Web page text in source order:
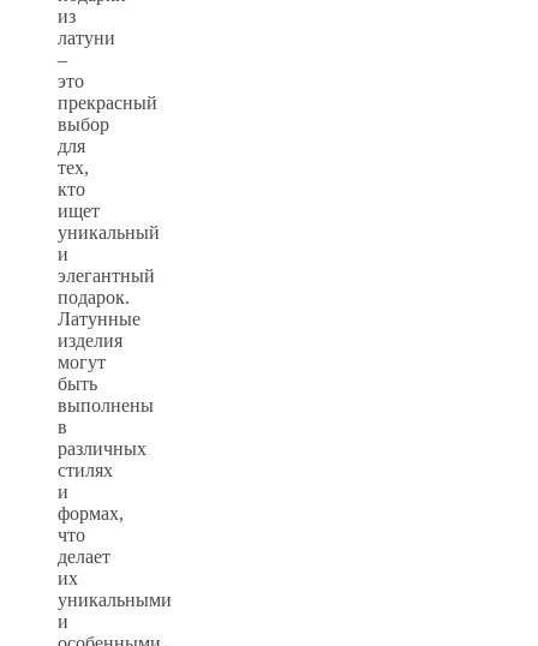
из
латуни
–
это
прекрасный
выбор
для
тех,
кто
ищет
уникальный
и
элегантный
подарок.
Латунные
изделия
могут
быть
выполнены
в
различных
стилях
и
формах,
что
делает
их
уникальными
и